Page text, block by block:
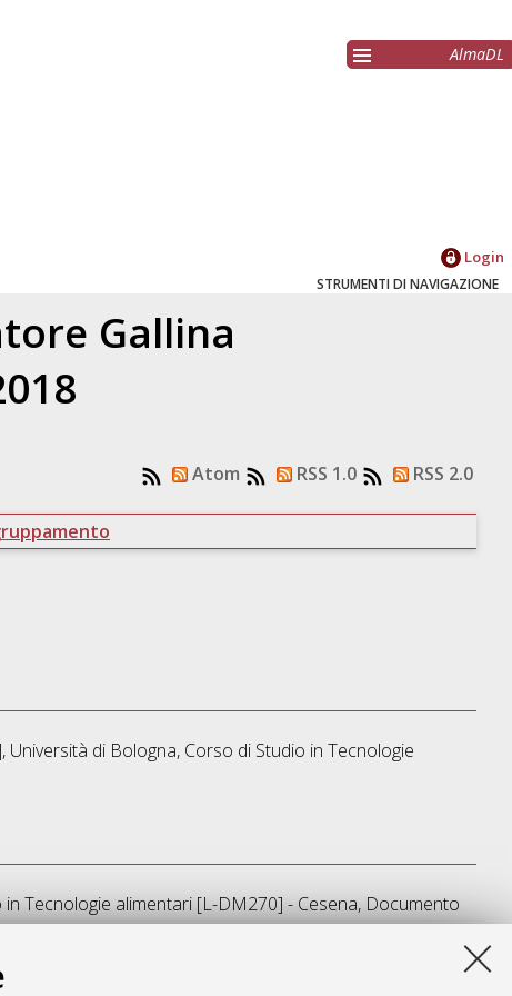
AlmaDL
Login
STRUMENTI DI NAVIGAZIONE
Gallina
Atom RSS 1.0 RSS 2.0
Università di Bologna, Corso di Studio in Tecnologie
in Tecnologie alimentari [L-DM270] - Cesena, Documento
lista e' stata generata il